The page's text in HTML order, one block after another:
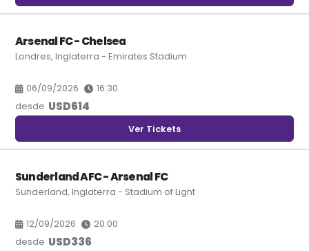
Arsenal FC - Chelsea
Londres, Inglaterra - Emirates Stadium
06/09/2026
16:30
desde USD614
Ver Tickets
Sunderland AFC - Arsenal FC
Sunderland, Inglaterra - Stadium of Light
12/09/2026
20:00
desde USD336